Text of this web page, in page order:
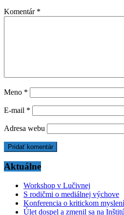
Komentár *
Meno *
E-mail *
Adresa webu
Aktuálne
Workshop v Lučivnej
S rodičmi o mediálnej výchove
Konferencia o kritickom myslení
Úlet dospel a zmenil sa na